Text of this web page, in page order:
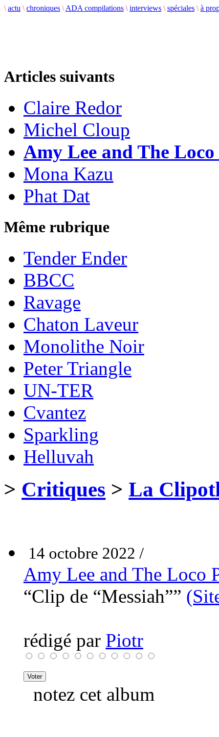
\ actu \ chroniques \ ADA compilations \ interviews \ spéciales \ à
Articles suivants
Claire Redor
Michel Cloup
Amy Lee and The
Mona Kazu
Phat Dat
Même rubrique
Tender Ender
BBCC
Ravage
Chaton Laveur
Monolithe Noir
Peter Triangle
UN-TER
Cvantez
Sparkling
Helluvah
> Critiques > La
14 octobre 2022 /
Amy Lee and The Loco
“Clip de “Messiah””
rédigé par Piotr
notez cet album